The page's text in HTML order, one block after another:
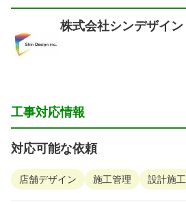
株式会社シンデザイン
工事対応情報
対応可能な依頼
店舗デザイン 施工管理 設計施工